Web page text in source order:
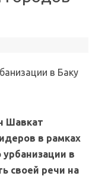
Шавкат
в рамках
в
своей речи на